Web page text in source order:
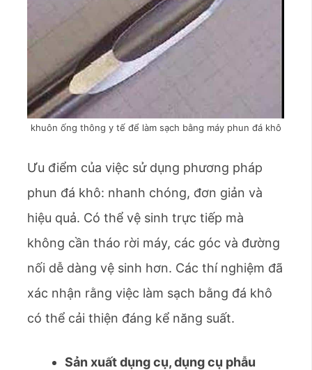
khuôn ống thông y tế để làm sạch bằng máy phun đá khô
Ưu điểm của việc sử dụng phương pháp
phun đá khô: nhanh chóng, đơn giản và
hiệu quả. Có thể vệ sinh trực tiếp mà
không cần tháo rời máy, các góc và đường
nối dễ dàng vệ sinh hơn. Các thí nghiệm đã
xác nhận rằng việc làm sạch bằng đá khô
có thể cải thiện đáng kể năng suất.
Sản xuất dụng cụ, dụng cụ phẫu